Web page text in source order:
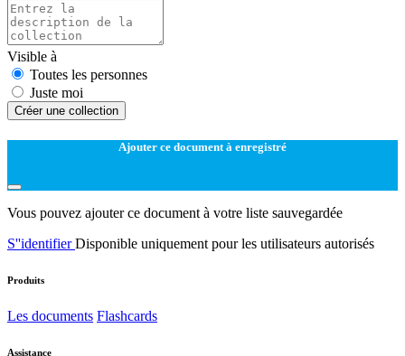
Visible à
Toutes les personnes
Juste moi
Créer une collection
Ajouter ce document à enregistré
Vous pouvez ajouter ce document à votre liste sauvegardée
S''identifierDisponible uniquement pour les utilisateurs autorisés
Produits
Les documents Flashcards
Assistance